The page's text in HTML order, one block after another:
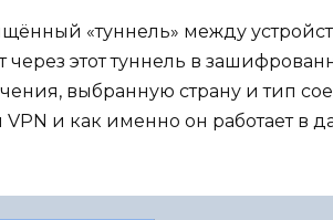
«туннель» между
этот туннель в
выбранную страну и тип
VPN и как именно он работает в